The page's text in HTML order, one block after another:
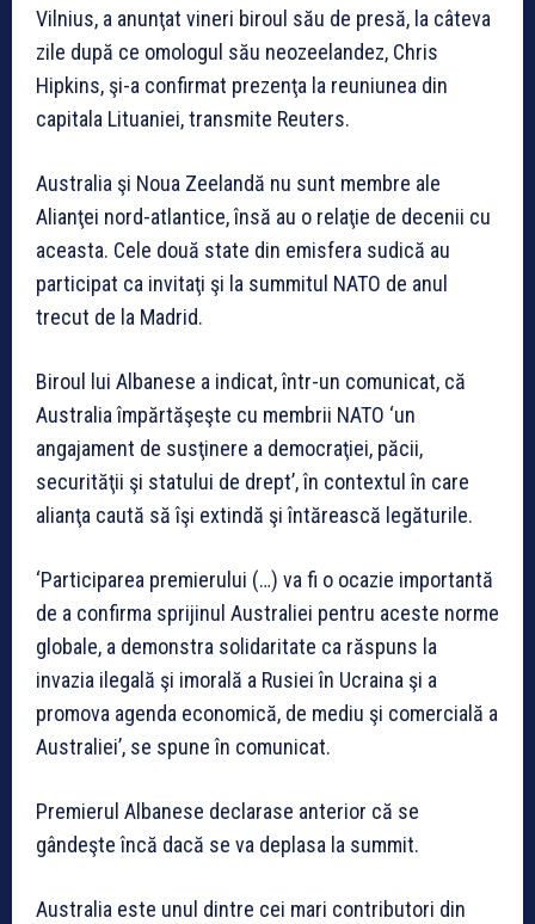
Vilnius, a anunţat vineri biroul său de presă, la câteva
zile după ce omologul său neozeelandez, Chris
Hipkins, şi-a confirmat prezenţa la reuniunea din
capitala Lituaniei, transmite Reuters.
Australia şi Noua Zeelandă nu sunt membre ale
Alianţei nord-atlantice, însă au o relaţie de decenii cu
aceasta. Cele două state din emisfera sudică au
participat ca invitaţi şi la summitul NATO de anul
trecut de la Madrid.
Biroul lui Albanese a indicat, într-un comunicat, că
Australia împărtăşeşte cu membrii NATO ‘un
angajament de susţinere a democraţiei, păcii,
securităţii şi statului de drept’, în contextul în care
alianţa caută să îşi extindă şi întărească legăturile.
‘Participarea premierului (…) va fi o ocazie importantă
de a confirma sprijinul Australiei pentru aceste norme
globale, a demonstra solidaritate ca răspuns la
invazia ilegală şi imorală a Rusiei în Ucraina şi a
promova agenda economică, de mediu şi comercială a
Australiei’, se spune în comunicat.
Premierul Albanese declarase anterior că se
gândeşte încă dacă se va deplasa la summit.
Australia este unul dintre cei mari contributori din